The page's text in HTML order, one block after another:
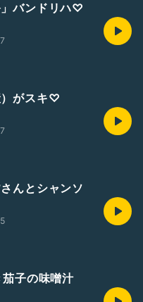
バンドリハ♡
）がスキ♡
んとシャンソ
茄子の味噌汁